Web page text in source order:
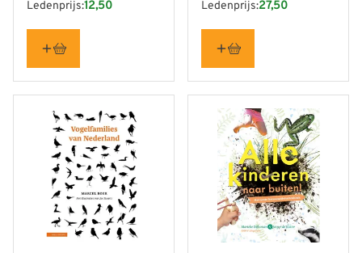
Ledenprijs:12,50 Ledenprijs:27,50